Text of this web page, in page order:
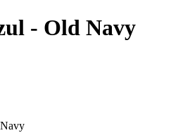
- Old Navy